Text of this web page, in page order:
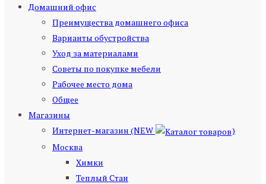
Домашний офис
Преимущества домашнего офиса
Варианты обустройства
Уход за материалами
Советы по покупке мебели
Рабочее место дома
Общее
Магазины
Интернет-магазин (NEW
)
Москва
Химки
Теплый Стан